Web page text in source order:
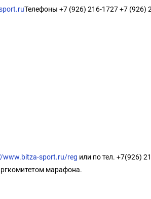
Телефоны +7 (926) 216-1727 +7 (926)
www.bitza-sport.ru/reg или по тел. +7(926)
марафона.